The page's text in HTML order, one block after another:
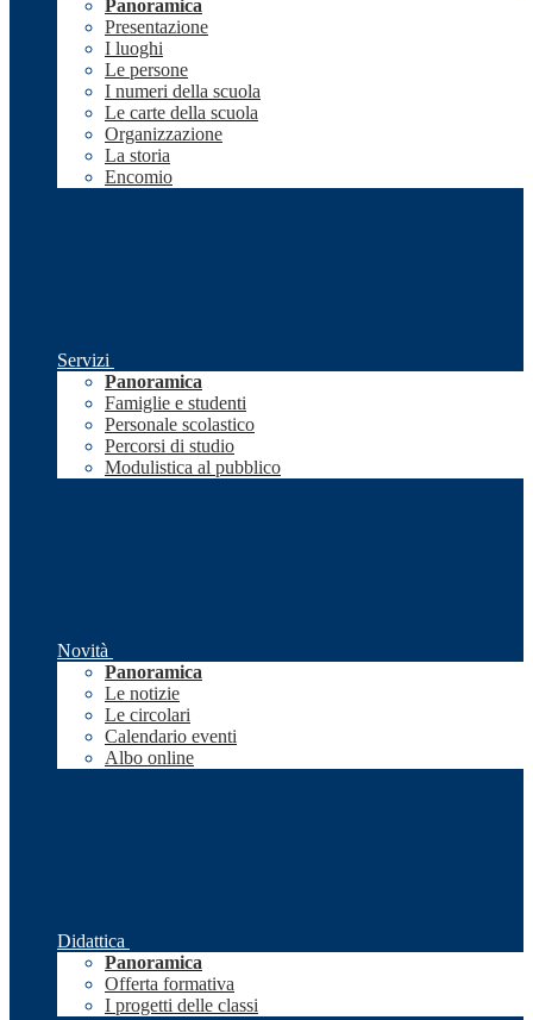
Panoramica
Presentazione
I luoghi
Le persone
I numeri della scuola
Le carte della scuola
Organizzazione
La storia
Encomio
Servizi
Panoramica
Famiglie e studenti
Personale scolastico
Percorsi di studio
Modulistica al pubblico
Novità
Panoramica
Le notizie
Le circolari
Calendario eventi
Albo online
Didattica
Panoramica
Offerta formativa
I progetti delle classi